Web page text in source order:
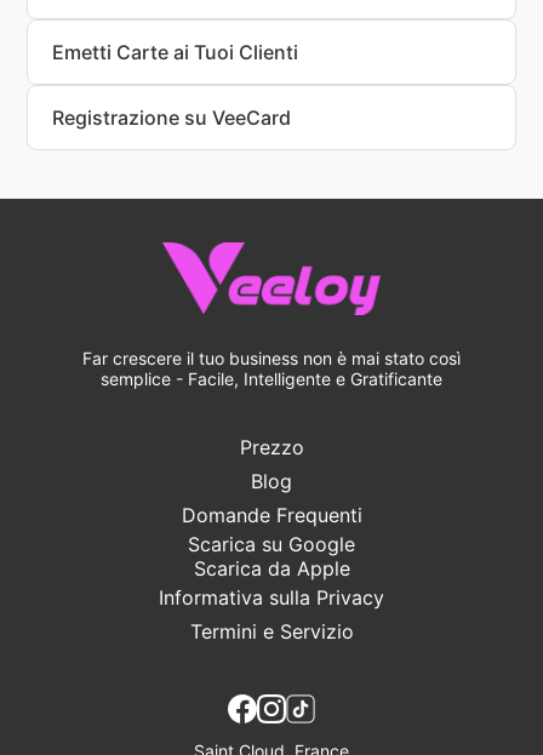
Emetti Carte ai Tuoi Clienti
Registrazione su VeeCard
Far crescere il tuo business non è mai stato così
semplice - Facile, Intelligente e Gratificante
Prezzo
Blog
Domande Frequenti
Scarica su Google
Scarica da Apple
Informativa sulla Privacy
Termini e Servizio
Saint Cloud, France